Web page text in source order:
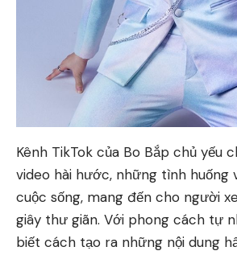
Kênh TikTok của Bo Bắp chủ yếu
video hài hước, những tình huống
cuộc sống, mang đến cho người
giây thư giãn. Với phong cách tự
biết cách tạo ra những nội dung